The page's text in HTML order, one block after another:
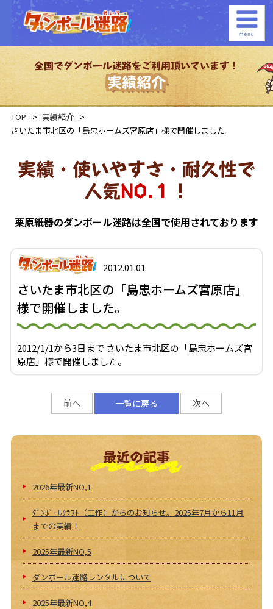
全国でダンボール迷路をご利用頂いています！
実績紹介
TOP
実績紹介
さいたま市北区の「島忠ホームズ宮原店」様で開催しました。
実績・使いやすさ・耐久性で
人気NO.１ ！
栗原紙器のダンボール迷路は全国で使用されております
2012.01.01
さいたま市北区の「島忠ホームズ宮原店」
様で開催しました。
2012/1/1から3日まで さいたま市北区の「島忠ホームズ宮
原店」様で開催しました。
前へ 一覧に戻る 次へ
最近の記事
2026年最新NO,1
ﾀﾞﾝﾎﾞｰﾙｸﾗﾌﾄ（工作）からのお知らせ。2025年7月から11月
までの実績！
2025年最新NO,5
ダンボール迷路レンタルについて
2025年最新NO,4